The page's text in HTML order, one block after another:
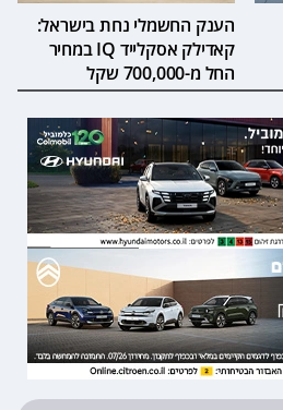
הענק החשמלי נחת בישראל:
קאדילק אסקלייד IQ במחיר
החל מ-700,000 שקל